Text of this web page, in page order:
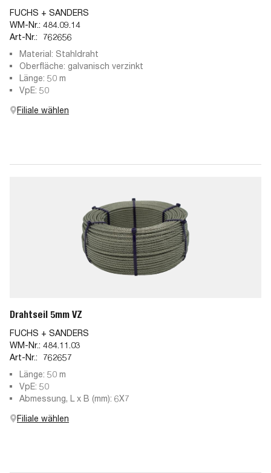
FUCHS + SANDERS
WM-Nr.: 484.09.14
Art-Nr.:
762656
Material: Stahldraht
Oberfläche: galvanisch verzinkt
Länge: 50 m
VpE: 50
Filiale wählen
Drahtseil 5mm VZ
FUCHS + SANDERS
WM-Nr.: 484.11.03
Art-Nr.:
762657
Länge: 50 m
VpE: 50
Abmessung, L x B (mm): 6X7
Filiale wählen